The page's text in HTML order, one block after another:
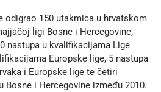
odigrao 150 utakmica u hrvatskom
ligi Bosne i Hercegovine,
nastupa u kvalifikacijama Lige
Europske lige, 5 nastupa
i Europske lige te četiri
Bosne i Hercegovine između 2010.